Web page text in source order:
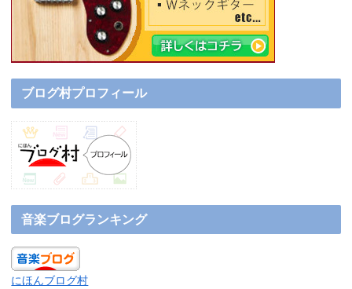
ブログ村プロフィール
音楽ブログランキング
にほんブログ村